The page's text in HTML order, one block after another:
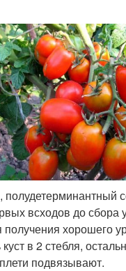
всходов до сбора
получения хорошего
в 2 стебля,
подвязывают.